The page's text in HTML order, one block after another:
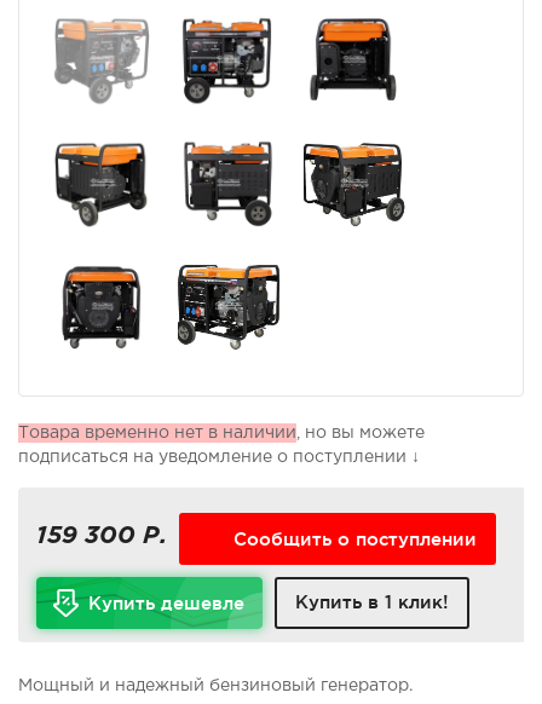
Товара временно нет в наличии , но вы можете
подписаться на уведомление о поступлении ↓
159 300 Р. Сообщить о поступлении
Купить дешевле Купить в 1 клик!
Мощный и надежный бензиновый генератор.